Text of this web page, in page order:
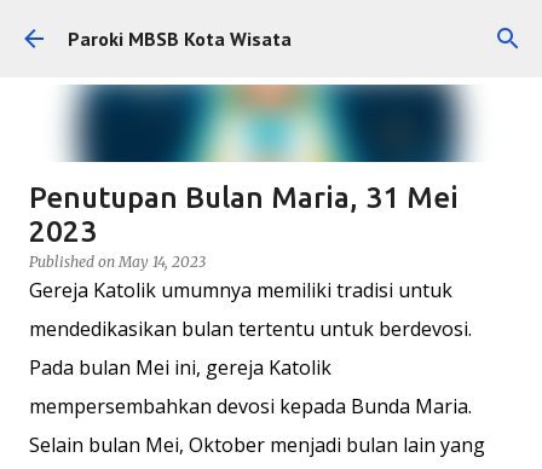
Skip to main content
Paroki MBSB Kota Wisata
Penutupan Bulan Maria, 31 Mei
2023
Published onMay 14, 2023
Gereja Katolik umumnya memiliki tradisi untuk
mendedikasikan bulan tertentu untuk berdevosi.
Pada bulan Mei ini, gereja Katolik
mempersembahkan devosi kepada Bunda Maria.
Selain bulan Mei, Oktober menjadi bulan lain yang